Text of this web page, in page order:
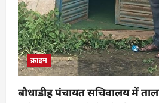
क्राइम
बौधाडीह पंचायत सचिवालय में